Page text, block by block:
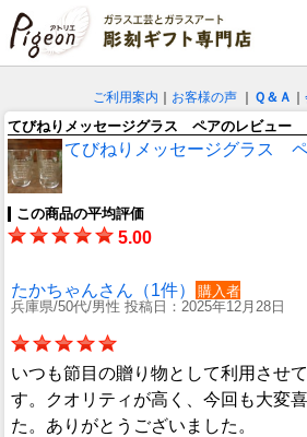
ご利用案内 お客様の声 Ｑ＆Ａ
てびねりメッセージグラス ペアのレビュー
てびねりメッセージグラス
この商品の平均評価
5.00
たかちゃんさん（1件）
購入者
兵庫県/50代/男性 投稿日：2025年12月28日
いつも節目の贈り物として利用させ
す。クオリティが高く、今回も大変
た。ありがとうございました。